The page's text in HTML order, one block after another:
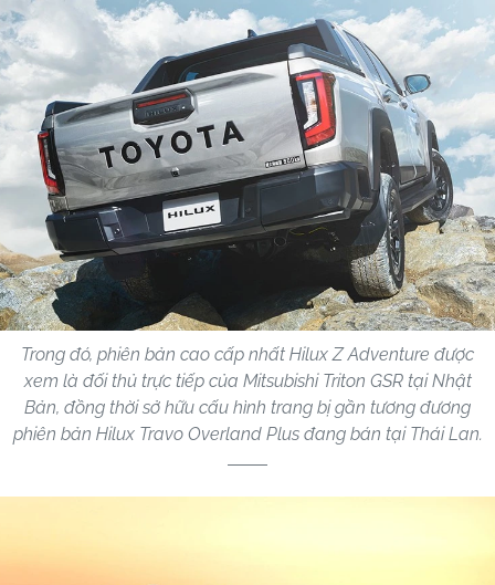
Trong đó, phiên bản cao cấp nhất Hilux Z Adventure được
xem là đối thủ trực tiếp của Mitsubishi Triton GSR tại Nhật
Bản, đồng thời sở hữu cấu hình trang bị gần tương đương
phiên bản Hilux Travo Overland Plus đang bán tại Thái Lan.